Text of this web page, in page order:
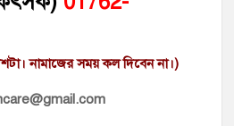
নামাজের সময় কল দিবেন না।)